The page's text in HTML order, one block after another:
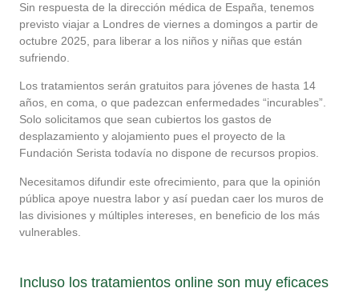
Sin respuesta de la dirección médica de España, tenemos
previsto viajar a Londres de viernes a domingos a partir de
octubre 2025, para liberar a los niños y niñas que están
sufriendo.
Los tratamientos serán gratuitos para jóvenes de hasta 14
años, en coma, o que padezcan enfermedades “incurables”.
Solo solicitamos que sean cubiertos los gastos de
desplazamiento y alojamiento pues el proyecto de la
Fundación Serista todavía no dispone de recursos propios.
Necesitamos difundir este ofrecimiento, para que la opinión
pública apoye nuestra labor y así puedan caer los muros de
las divisiones y múltiples intereses, en beneficio de los más
vulnerables.
Incluso los tratamientos online son muy eficaces